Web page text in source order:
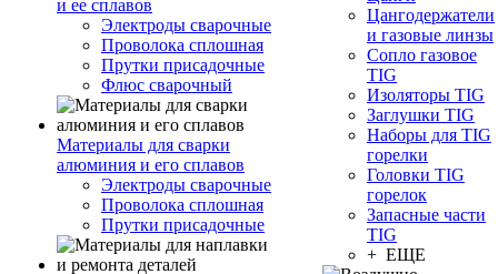
и ее сплавов
Электроды сварочные
Проволока сплошная
Прутки присадочные
Флюс сварочный
Материалы для сварки
алюминия и его сплавов
Электроды сварочные
Проволока сплошная
Прутки присадочные
Цангодержатели
и газовые линзы
Сопло газовое
TIG
Изоляторы TIG
Заглушки TIG
Наборы для TIG
горелки
Головки TIG
горелок
Запасные части
TIG
+ ЕЩЕ